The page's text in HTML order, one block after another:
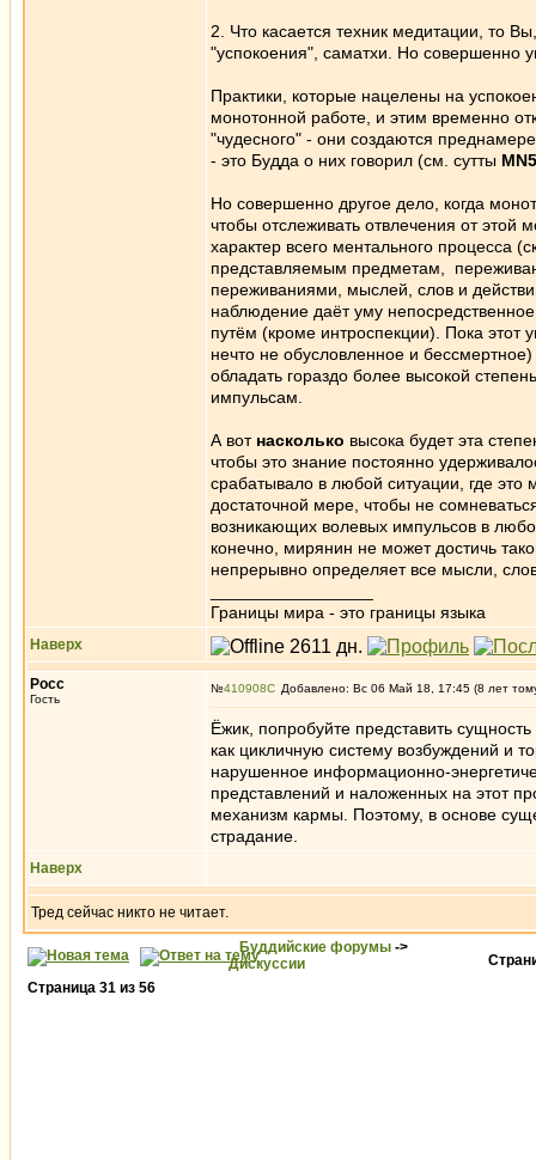
2. Что касается техник медитации, то
"успокоения", саматхи. Но совершенно
Практики, которые нацелены на
монотонной работе, и этим временно
"чудесного" - они создаются
- это Будда о них говорил (см. сутты
Но совершенно другое дело, когда
чтобы отслеживать отвлечения от этой
характер всего ментального процесса
представляемым предметам,
переживаниями, мыслей, слов и
наблюдение даёт уму
путём (кроме интроспекции). Пока этот
нечто не обусловленное и
обладать гораздо более высокой
импульсам.
А вотнасколько высока будет эта
чтобы это знание постоянно
срабатывало в любой ситуации, где
достаточной мере, чтобы не
возникающих волевых импульсов в
конечно, мирянин не может достичь
непрерывно определяет все мысли,
Границы мира - это границы языка
Наверх
Росс
Гость
№410908 Добавлено: Вс 06 Май 18, 17:45 (8 лет
Ёжик, попробуйте представить
как цикличную систему возбуждений и
нарушенное информационно-
представлений и наложенных на этот
механизм кармы. Поэтому, в основе
страдание.
Наверх
Тред сейчас никто не читает.
Буддийские форумы ->
Дискуссии
Страница 31 из 56